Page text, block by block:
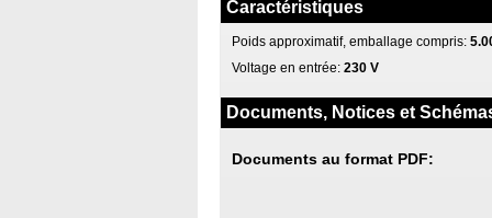
Caractéristiques
Poids approximatif, emballage compris:
Voltage en entrée:230 V
Documents, Notices et
Documents au format PDF: